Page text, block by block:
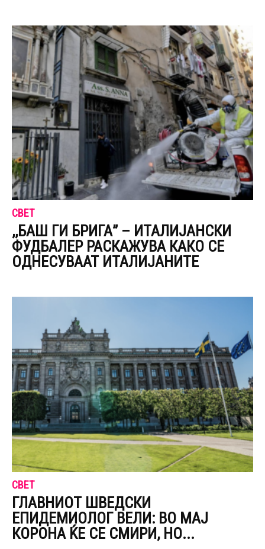
СВЕТ
,,БАШ ГИ БРИГА” – ИТАЛИЈАНСКИ
ФУДБАЛЕР РАСКАЖУВА КАКО СЕ
ОДНЕСУВААТ ИТАЛИЈАНИТЕ
СВЕТ
ГЛАВНИОТ ШВЕДСКИ
ЕПИДЕМИОЛОГ ВЕЛИ: ВО МАЈ
КОРОНА ЌЕ СЕ СМИРИ, НО...